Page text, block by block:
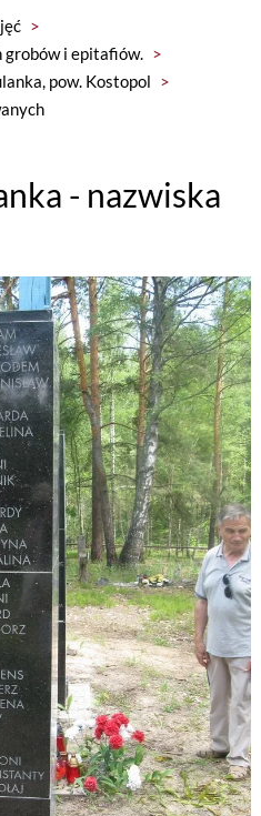
>
grobów i epitafiów. >
pow. Kostopol >
- nazwiska